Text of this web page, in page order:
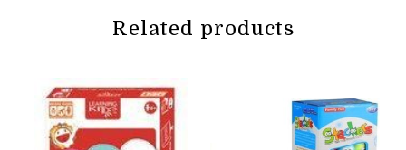
Related products